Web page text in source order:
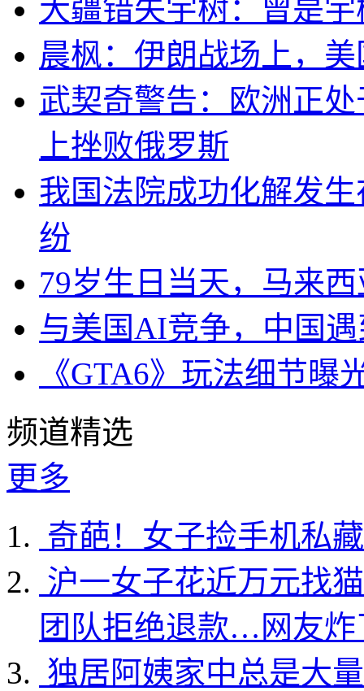
大疆错失宇树：曾是
晨枫：伊朗战场上，
武契奇警告：欧洲正
上挫败俄罗斯
我国法院成功化解发
纷
79岁生日当天，马来
与美国AI竞争，中国
《GTA6》玩法细节
频道精选
更多
奇葩！女子捡手机私
沪一女子花近万元找
团队拒绝退款…网友炸
独居阿姨家中总是大